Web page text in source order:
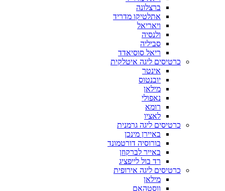
ברצלונה
אתלטיקו מדריד
ויאריאל
ולנסיה
סביליה
ריאל סוסיאדד
כרטיסים ליגה איטלקית
אינטר
יובנטוס
מילאן
נאפולי
רומא
לאציו
כרטיסים ליגה גרמנית
באיירן מינכן
בורוסיה דורטמונד
באייר לברקוזן
רד בול לייפציג
כרטיסים ליגה אירופית
מילאן
ווסטהאם